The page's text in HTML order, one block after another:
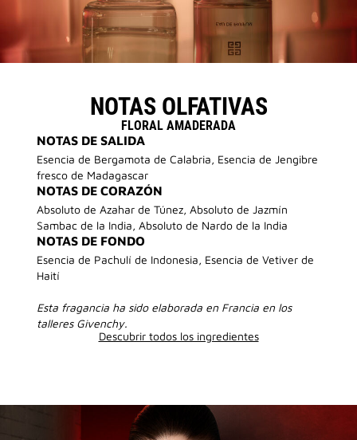
NOTAS OLFATIVAS
FLORAL AMADERADA
NOTAS DE SALIDA
Esencia de Bergamota de Calabria, Esencia de Jengibre
fresco de Madagascar
NOTAS DE CORAZÓN
Absoluto de Azahar de Túnez, Absoluto de Jazmín
Sambac de la India, Absoluto de Nardo de la India
NOTAS DE FONDO
Esencia de Pachulí de Indonesia, Esencia de Vetiver de
Haití
Esta fragancia ha sido elaborada en Francia en los
talleres Givenchy.
Descubrir todos los ingredientes